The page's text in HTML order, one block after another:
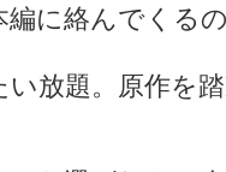
に絡んでくる
放題。原作を